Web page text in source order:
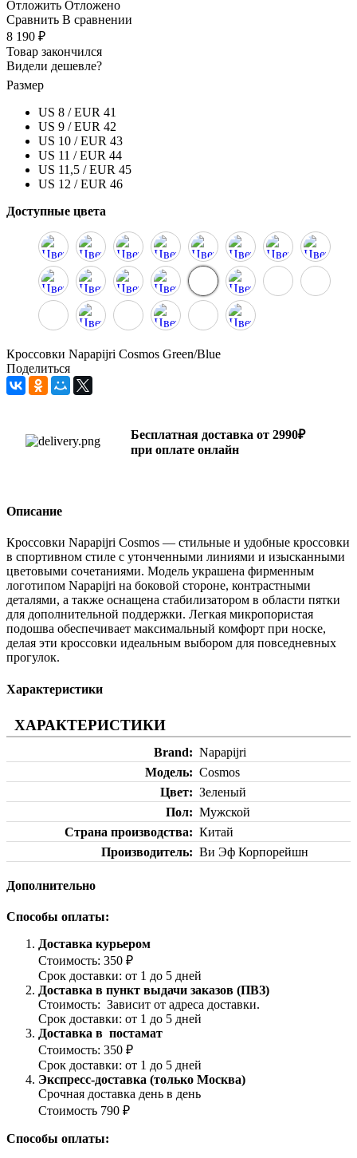
Отложить Отложено
Сравнить В сравнении
8 190 ₽
Товар закончился
Видели дешевле?
Размер
US 8 / EUR 41
US 9 / EUR 42
US 10 / EUR 43
US 11 / EUR 44
US 11,5 / EUR 45
US 12 / EUR 46
Доступные цвета
Кроссовки Napapijri Cosmos Green/Blue
Поделиться
Бесплатная доставка от 2990₽
при оплате онлайн
Описание
Кроссовки Napapijri Cosmos — стильные и удобные кроссовки
в спортивном стиле с утонченными линиями и изысканными
цветовыми сочетаниями. Модель украшена фирменным
логотипом Napapijri на боковой стороне, контрастными
деталями, а также оснащена стабилизатором в области пятки
для дополнительной поддержки. Легкая микропористая
подошва обеспечивает максимальный комфорт при носке,
делая эти кроссовки идеальным выбором для повседневных
прогулок.
Характеристики
ХАРАКТЕРИСТИКИ
Brand
Napapijri
Модель
Cosmos
Цвет
Зеленый
Пол
Мужской
Страна производства
Китай
Производитель
Ви Эф Корпорейшн
Дополнительно
Способы оплаты:
Доставка курьером
Стоимость: 350 ₽
Срок доставки: от 1 до 5 дней
Доставка в пункт выдачи заказов (ПВЗ)
Стоимость: Зависит от адреса доставки.
Срок доставки: от 1 до 5 дней
Доставка в постамат
Стоимость: 350 ₽
Срок доставки: от 1 до 5 дней
Экспресс-доставка (только Москва)
Срочная доставка день в день
Стоимость 790 ₽
Способы оплаты: